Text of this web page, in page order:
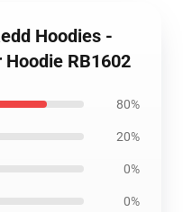
Hoodies -
RB1602
80%
20%
0%
0%